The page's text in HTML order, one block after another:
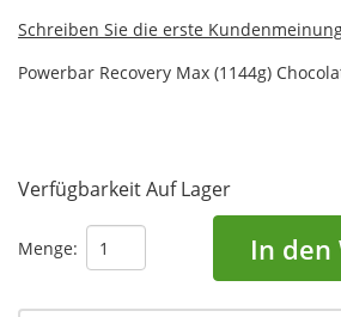
Schreiben Sie die erste
Powerbar Recovery Max (1144g)
VerfügbarkeitAuf Lager
Menge: In den